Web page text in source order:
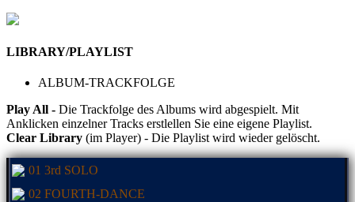
LIBRARY/PLAYLIST
ALBUM-TRACKFOLGE
Play All - Die Trackfolge des Albums wird abgespielt. Mit
Anklicken einzelner Tracks erstlellen Sie eine eigene Playlist.
Clear Library (im Player) - Die Playlist wird wieder gelöscht.
01 3rd SOLO
02 FOURTH-DANCE